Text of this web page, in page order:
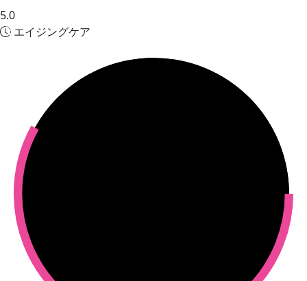
5.0
エイジングケア